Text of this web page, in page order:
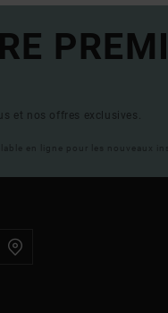
et nos offres exclusives.
en ligne pour les nouveaux